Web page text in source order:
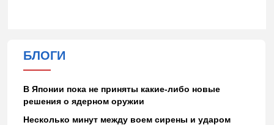
БЛОГИ
В Японии пока не приняты какие-либо новые
решения о ядерном оружии
Несколько минут между воем сирены и ударом